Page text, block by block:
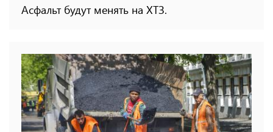
Асфальт будут менять на ХТЗ.